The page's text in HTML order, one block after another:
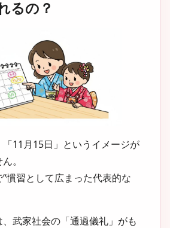
るの？
11月15日」というイメージが
。
慣習として広まった代表的な
武家社会の「通過儀礼」がも